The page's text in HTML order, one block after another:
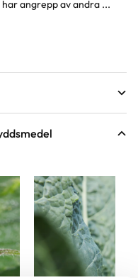
angrepp av andra ...
i boveteskal